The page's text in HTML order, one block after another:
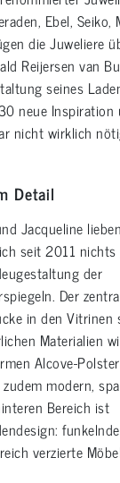
Ebel, Seiko,
die Juweliere
Reijersen van
seines
neue Inspiration
nicht wirklich
Detail
Jacqueline
seit 2011
der
Der
in den Vitrinen
Materialien
Alcove-
modern,
Bereich ist
verzierte